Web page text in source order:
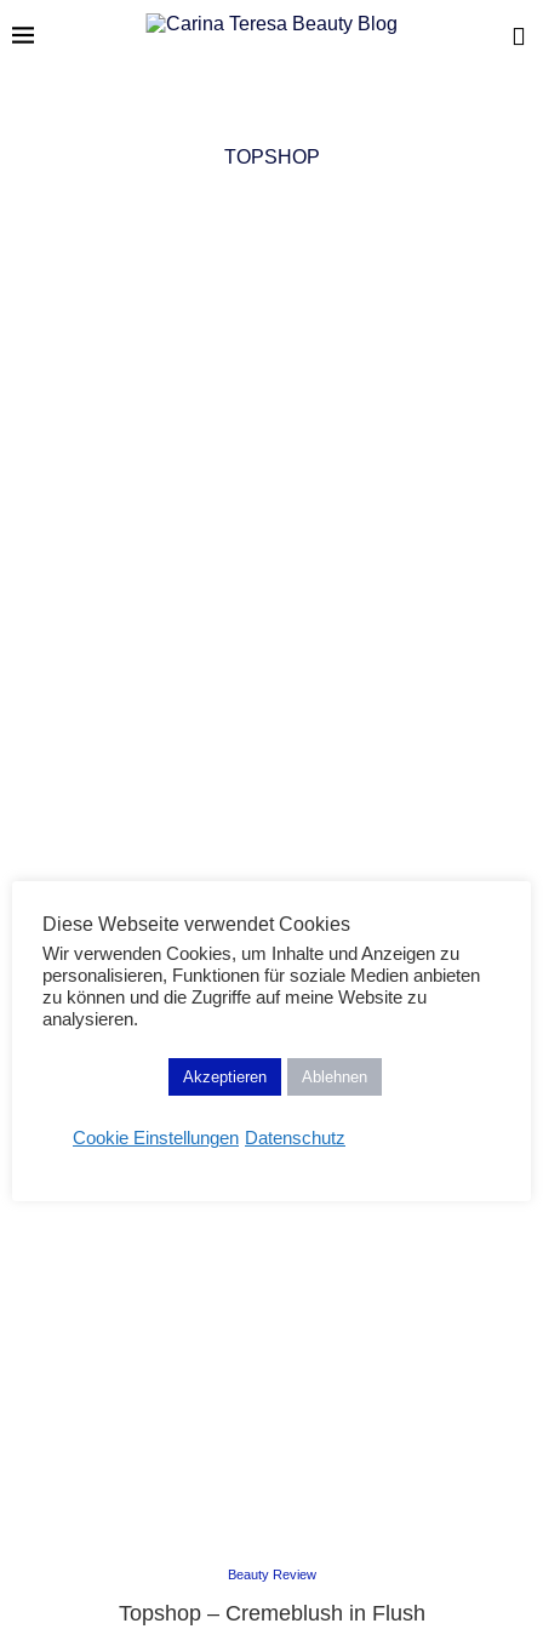
TOPSHOP
Fashion
Fashion Trend: Statement Ohrringe
WEITERLESEN
Beauty Review
Topshop – Cremeblush in Flush
Diese Webseite verwendet Cookies
Wir verwenden Cookies, um Inhalte und Anzeigen zu
personalisieren, Funktionen für soziale Medien anbieten
zu können und die Zugriffe auf meine Website zu
analysieren.
Akzeptieren Ablehnen
Cookie Einstellungen Datenschutz